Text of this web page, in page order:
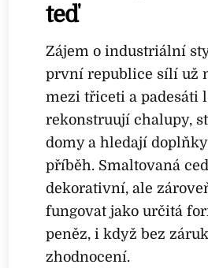
teď
Zájem o industriální
první republice sílí už
mezi třiceti a padesáti
rekonstruují chalupy,
domy a hledají
příběh. Smaltovaná
dekorativní, ale
fungovat jako určitá
peněz, i když bez
zhodnocení.